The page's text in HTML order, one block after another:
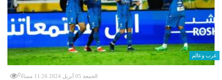
عرب وعالم
الجمعة 05 أبريل 2024 11:26 مساءً 0